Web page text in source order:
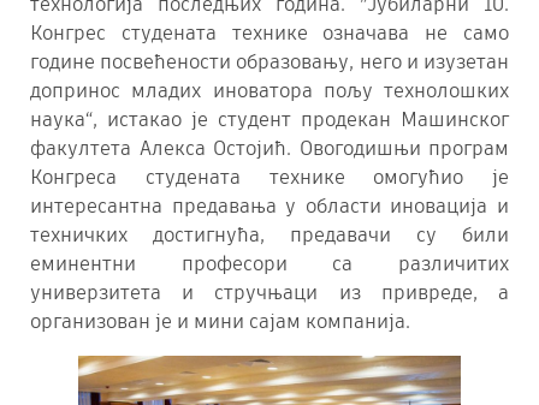
Конгрес студената технике означава не само
године посвећености образовању, него и изузетан
допринос младих иноватора пољу технолошких
наука“, истакао је студент продекан Машинског
факултета Алекса Остојић. Овогодишњи програм
Конгреса студената технике омогућио је
интересантна предавања у области иновација и
техничких достигнућа, предавачи су били
еминентни професори са различитих
универзитета и стручњаци из привреде, а
организован је и мини сајам компанија.